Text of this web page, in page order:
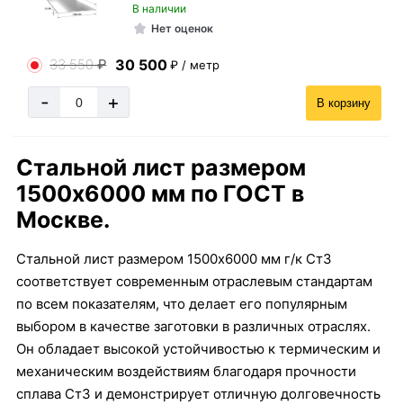
В наличии
Нет оценок
33 550₽ 30 500 ₽ / метр
- + В корзину
Стальной лист размером
1500х6000 мм по ГОСТ в
Москве.
Стальной лист размером 1500х6000 мм г/к Ст3
соответствует современным отраслевым стандартам
по всем показателям, что делает его популярным
выбором в качестве заготовки в различных отраслях.
Он обладает высокой устойчивостью к термическим и
механическим воздействиям благодаря прочности
сплава Ст3 и демонстрирует отличную долговечность